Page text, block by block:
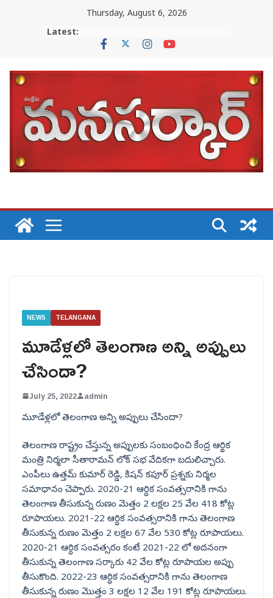
Thursday, August 6, 2026
Latest:
NEWS TELANGANA
మూడేళ్లలో తెలంగాణ అన్ని అప్పులు
చేసిందా?
July 25, 2022 admin
మూడేళ్లలో తెలంగాణ అన్ని అప్పులు చేసిందా?
తెలంగాణ రాష్ట్రం చేస్తున్న అప్పులకు సంబంధించి కేంద్ర ఆర్థిక
మంత్రి నిర్మలా సీతారామన్ లోక్ సభ వేదికగా బదులిచ్చారు.
ఎంపీలు ఉత్తమ్ కుమార్ రెడ్డి, కిషన్ కపూర్ ప్రశ్నకు నిర్మల
సమాధానం చెప్పారు. 2020-21 ఆర్ధిక సంవత్సరానికి గాను
తెలంగాణ తీసుకున్న రుణం మెత్తం 2 లక్షల 25 వేల 418 కోట్ల
రూపాయలు. 2021-22 ఆర్ధిక సంవత్సరానికి గాను తెలంగాణ
తీసుకున్న రుణం మెత్తం 2 లక్షల 67 వేల 530 కోట్ల రూపాయలు.
2020-21 ఆర్ధిక సంవత్సరం కంటే 2021-22 లో అదనంగా
తీసుకున్న తెలంగాణ సర్కారు 42 వేల కోట్ల రూపాయల అప్పు
తీసుకొంది. 2022-23 ఆర్ధిక సంవత్సరానికి గాను తెలంగాణ
తీసుకున్న రుణం మొత్తం 3 లక్షల 12 వేల 191 కోట్ల రూపాయలు.